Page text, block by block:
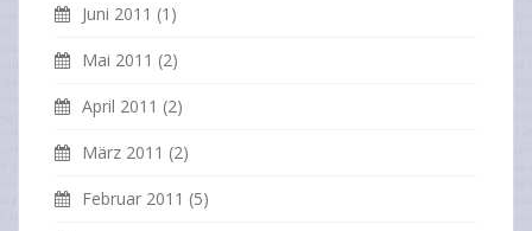
Juni 2011 (1)
Mai 2011 (2)
April 2011 (2)
März 2011 (2)
Februar 2011 (5)